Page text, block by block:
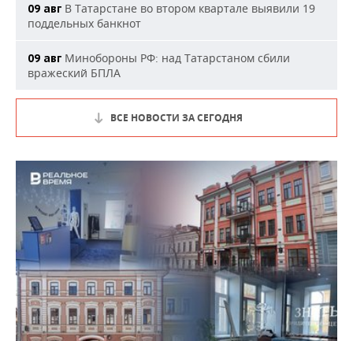
09 авг В Татарстане во втором квартале выявили 19
поддельных банкнот
09 авг Минобороны РФ: над Татарстаном сбили
вражеский БПЛА
ВСЕ НОВОСТИ ЗА СЕГОДНЯ